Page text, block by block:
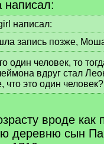
написал:
написал:
запись позже,
один человек, то
вдруг стал
что это один человек?
вроде как
деревню сын